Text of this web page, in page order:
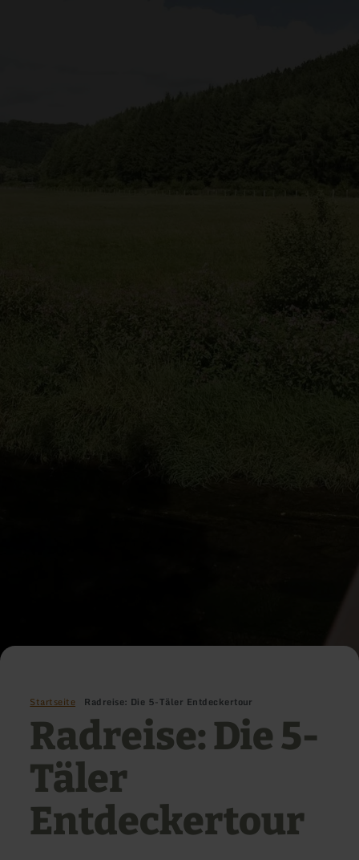
Startseite Radreise: Die 5-Täler Entdeckertour
Radreise: Die 5-
Täler
Entdeckertour